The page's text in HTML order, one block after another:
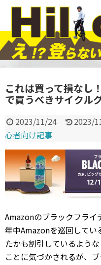
これは買って損なし
で買うべきサイクル
2023/11/24 2023/
心者向け記事
Amazonのブラックフライ
年中Amazonを巡回してい
たかも割引しているよう
ことに気づかされるが、